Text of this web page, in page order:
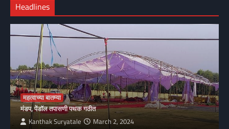
Headlines
महत्वाच्या बातम्या
मंडप, पेंडॉल तपासणी पथक गठीत
Kanthak Suryatale March 2, 2024